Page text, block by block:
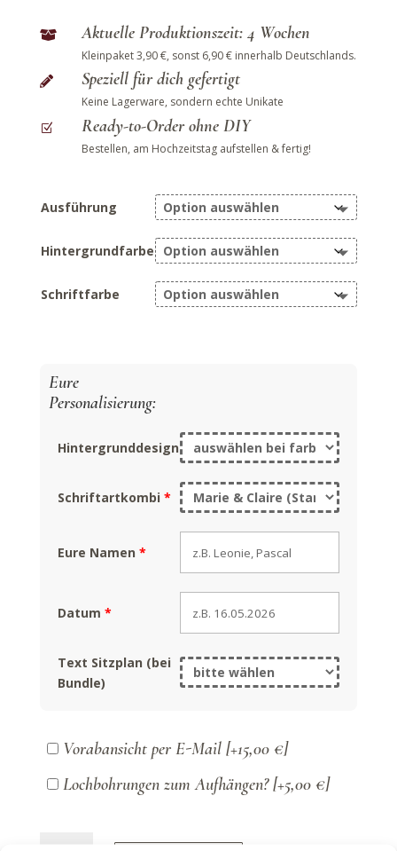
 Aktuelle Produktionszeit: 4 Wochen
Kleinpaket 3,90 €, sonst 6,90 € innerhalb Deutschlands.
 Speziell für dich gefertigt
Keine Lagerware, sondern echte Unikate
Z Ready-to-Order ohne DIY
Bestellen, am Hochzeitstag aufstellen & fertig!
Ausführung
Hintergrundfarbe
Schriftfarbe
Hintergrunddesign
Schriftartkombi *
Eure Namen *
Datum *
Text Sitzplan (bei
Bundle)
Vorabansicht per E-Mail [+15,00 €]
Lochbohrungen zum Aufhängen?[+5,00 €]